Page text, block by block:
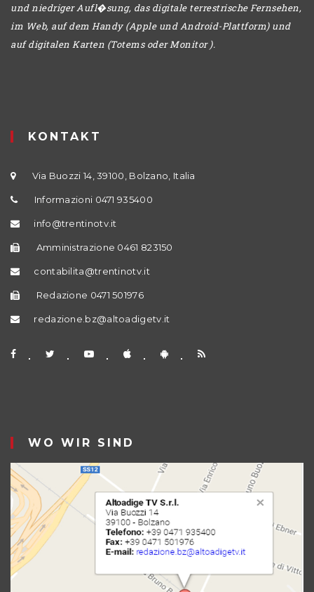
und niedriger Aufl�sung, das digitale terrestrische Fernsehen,
im Web, auf dem Handy (Apple und Android-Plattform) und
auf digitalen Karten (Totems oder Monitor ).
KONTAKT
Via Buozzi 14, 39100, Bolzano, Italia
Informazioni 0471 935400
info@trentinotv.it
Amministrazione 0461 823150
contabilita@trentinotv.it
Redazione 0471 501976
redazione.bz@altoadigetv.it
WO WIR SIND